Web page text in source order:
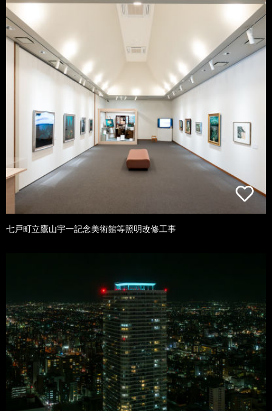
七戸町立鷹山宇一記念美術館等照明改修工事